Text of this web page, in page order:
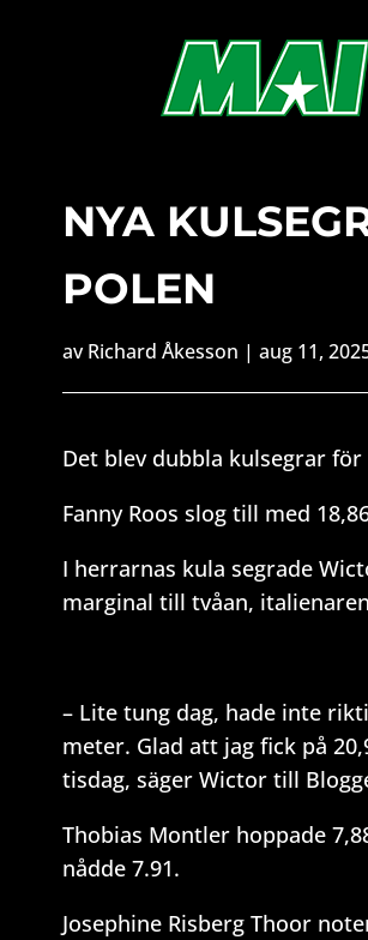
NYA
POLEN
avRichard Åkesson | aug 11,
Det blev dubbla kulsegrar
Fanny Roos slog till med
I herrarnas kula segrade
marginal till tvåan,
– Lite tung dag, hade inte
meter. Glad att jag fick på
tisdag, säger Wictor till
Thobias Montler hoppade
nådde 7.91.
Josephine Risberg Thoor